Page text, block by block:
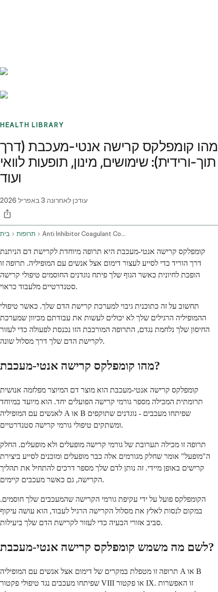
HEALTH LIBRARY
מהו קומפלקס קרישה אנטי-מעכבת (דרך
תוך-ורידית): שימושים, מינון, תופעות לוואי
ועוד
עודכן לאחרונה 3 באפריל 2026
בית תרופות Anti Inhibitor Coagulant Complex Intravenous Route
קומפלקס קרישה אנטי-מעכבת היא תרופה מיוחדת לקרישת דם הניתנת
דרך הוריד כדי לסייע לעצור דימום אצל אנשים עם המופיליה. תרופה זו
הופכת לחיונית כאשר הגוף שלך פיתח נוגדנים החוסמים טיפולי קרישה
סטנדרטיים מלעבוד כראוי.
תחשוב על זה כתוכנית גיבוי למערכת קרישת הדם שלך. כאשר טיפולי
ההמופיליה הרגילים שלך לא יכולים לעשות את עבודתם מכיוון שמערכת
החיסון שלך נלחמת נגדם, התרופה המורכבת הזו נכנסת לפעולה כדי לעזור
לקרישת הדם שלך דרך מסלול שונה.
מהו קומפלקס קרישה אנטי-מעכבת?
קומפלקס קרישה אנטי-מעכבת הוא מוצר דם המיוצר מפלזמה אנושית
תרומתית המכילה מספר גורמי קרישה הפועלים יחד. הוא מיועד במיוחד
לאנשים עם המופיליה A או B שפיתחו מעכבים - נוגדנים שתוקפים
ומשתקים טיפולי גורמי קרישה סטנדרטיים.
תרופה זו מכילה תערובת של גורמי קרישה מופעלים ולא מופעלים. החלק
ה"מופעל" אומר שחלק מגורמים אלה כבר מופעלים ומוכנים לסייע ביצירת
קרישים באופן מיידי. זה נותן לדם שלך מספר דרכים להתחיל את תהליך
הקרישה, גם כאשר מעכבים קיימים.
הקומפלקס פועל על ידי עקיפת גורמי הקרישה שהמעכבים שלך חוסמים.
במקום לנסות לאלץ את מסלול הקרישה הרגיל לעבוד, הוא עושה עיקוף
סביב אזורי הבעיה כדי לעזור לקרישת הדם שלך ביעילות.
לשם מה משמש קומפלקס קרישה אנטי-מעכבת?
תרופה זו מטפלת במקרים של דימום אצל אנשים עם המופיליה A או B
שפיתחו מעכבים נגד טיפולי פקטור VIII או פקטור IX. זו האפשרות